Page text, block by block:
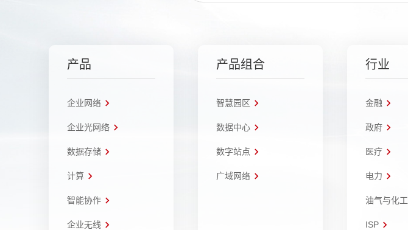
产品
企业网络
企业光网络
数据存储
计算
智能协作
企业无线
产品组合
智慧园区
数据中心
数字站点
广域网络
行业
金融
政府
医疗
电力
油气与化工
ISP